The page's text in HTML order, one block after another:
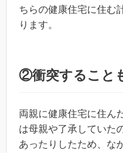
ちらの健康住宅に住む
ります。
②衝突すること
両親に健康住宅に住ん
は母親や了承していた
あったりしたため、な